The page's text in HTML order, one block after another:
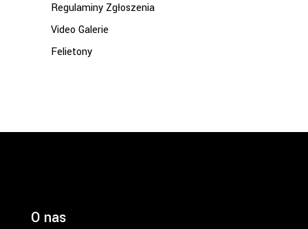
Regulaminy Zgłoszenia
Video Galerie
Felietony
O nas